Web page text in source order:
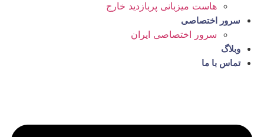
هاست میزبانی پربازدید خارج
سرور اختصاصی
سرور اختصاصی ایران
وبلاگ
تماس با ما